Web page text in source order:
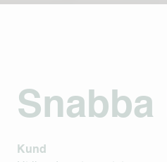
Snabba
Kund